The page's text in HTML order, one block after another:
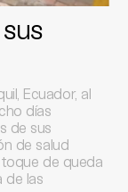
Ecuador, al
días
de sus
de salud
toque de queda
de las